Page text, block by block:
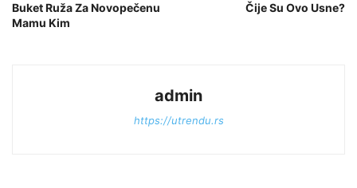
Buket Ruža Za Novopečenu
Mamu Kim
Čije Su Ovo Usne?
admin
https://utrendu.rs